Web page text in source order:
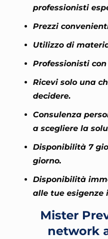
professionisti
Prezzi
Utilizzo di
Professionisti
Ricevi solo una
decidere.
Consulenza
a scegliere la
Disponibilità 7
giorno.
Disponibilità
alle tue esigenze
Mister
network